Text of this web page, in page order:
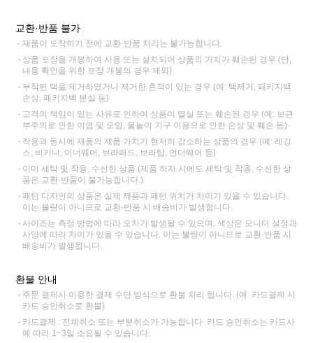
교환·반품 불가
제품이 도착하기 전에 교환·반품 처리는 불가능합니다.
상품 포장을 개봉하여 사용 또는 설치되어 상품의 가치가 훼손된 경우 (단,
내용 확인을 위한 포장 개봉의 경우 제외)
부착된 택을 제거하였거나 제거한 흔적이 있는 경우 (예: 택제거, 패키지백
손상, 패키지백 분실 등)
고객의 책임이 있는 사유로 인하여 상품이 멸실 또는 훼손된 경우 (예: 보관
부주의로 인한 이염 및 오염, 물놀이 기구 이용으로 인한 손상 및 훼손 등)
착용과 동시에 제품의 제품 가치가 현저히 감소하는 상품의 경우 (예: 레깅
스, 비키니, 이너웨어, 브라패드, 브라탑, 언더웨어 등)
이미 세탁 및 착용, 수선한 상품 (제품 하자 시에도 세탁 및 착용, 수선한 상
품은 교환·반품이 불가능합니다.)
패턴 디자인의 상품은 실제 제품과 패턴 위치가 차이가 있을 수 있습니다.
이는 불량이 아니므로 교환·반품 시 배송비가 발생합니다.
사이즈는 측정 방법에 따라 오차가 발생될 수 있으며, 색상은 모니터 설정과
사양에 따라 차이가 있을 수 있습니다. 이는 불량이 아니므로 교환·반품 시
배송비가 발생됩니다.
환불 안내
주문 결제시 이용한 결제 수단 방식으로 환불 처리 됩니다. (예: 카드결제 시
카드 승인취소로 환불)
카드결제 : 전체취소 또는 부분취소가 가능합니다. 카드 승인취소는 카드사
에 따라 1~3일 소요될 수 있습니다.